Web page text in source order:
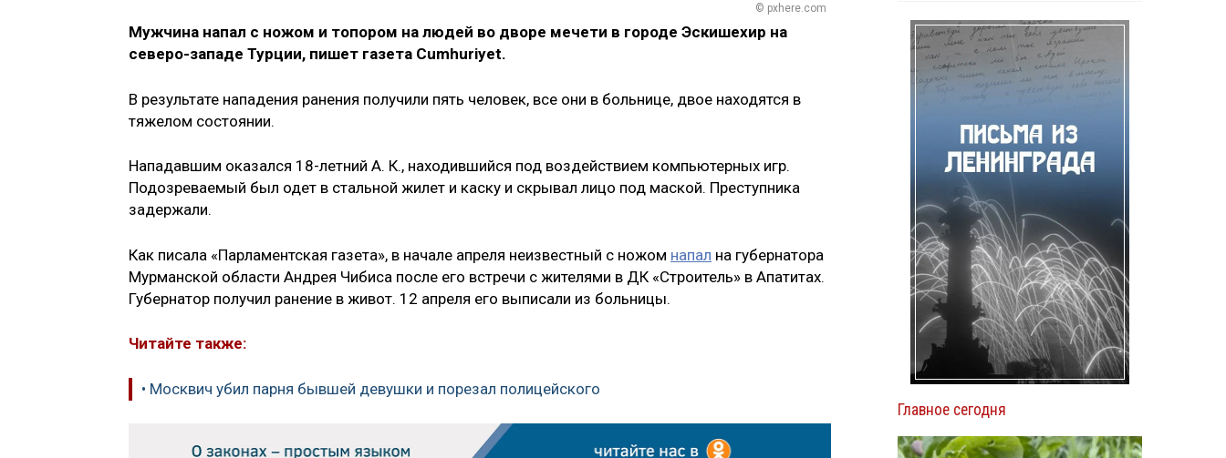
© pxhere.com
Мужчина напал с ножом и топором на людей во дворе мечети в городе Эскишехир на
северо-западе Турции, пишет газета Cumhuriyet.
В результате нападения ранения получили пять человек, все они в больнице, двое находятся в
тяжелом состоянии.
Нападавшим оказался 18-летний А. К., находившийся под воздействием компьютерных игр.
Подозреваемый был одет в стальной жилет и каску и скрывал лицо под маской. Преступника
задержали.
Как писала «Парламентская газета», в начале апреля неизвестный с ножом напал на губернатора
Мурманской области Андрея Чибиса после его встречи с жителями в ДК «Строитель» в Апатитах.
Губернатор получил ранение в живот. 12 апреля его выписали из больницы.
Читайте также:
• Москвич убил парня бывшей девушки и порезал полицейского
Главное сегодня